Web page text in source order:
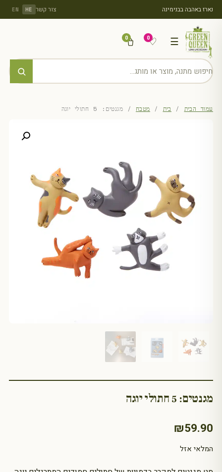
נארז באהבה בבנימינה צור קשר HE
EN
☰
♡
0
0
עמוד הבית / בית / מטבח / מגנטים: 5 חתולי יוגה
מגנטים: 5 חתולי יוגה
₪59.90
המלאי אזל